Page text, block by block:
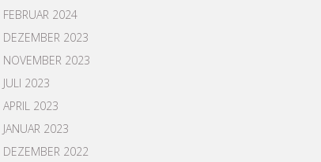
FEBRUAR 2024
DEZEMBER 2023
NOVEMBER 2023
JULI 2023
APRIL 2023
JANUAR 2023
DEZEMBER 2022